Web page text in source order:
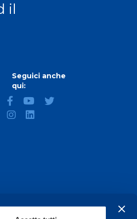
il
Seguici anche
qui: